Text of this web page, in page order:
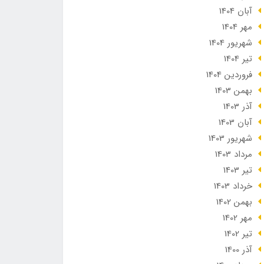
آبان 1404
مهر 1404
شهریور 1404
تير 1404
فروردین 1404
بهمن 1403
آذر 1403
آبان 1403
شهریور 1403
مرداد 1403
تير 1403
خرداد 1403
بهمن 1402
مهر 1402
تير 1402
آذر 1400